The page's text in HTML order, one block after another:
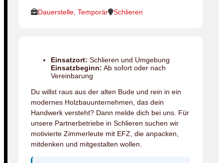
Dauerstelle, Temporär Schlieren
Einsatzort: Schlieren und Umgebung
Einsatzbeginn: Ab sofort oder nach
Vereinbarung
Du willst raus aus der alten Bude und rein in ein
modernes Holzbauunternehmen, das dein
Handwerk versteht? Dann melde dich bei uns. Für
unsere Partnerbetriebe in Schlieren suchen wir
motivierte Zimmerleute mit EFZ, die anpacken,
mitdenken und mitgestalten wollen.